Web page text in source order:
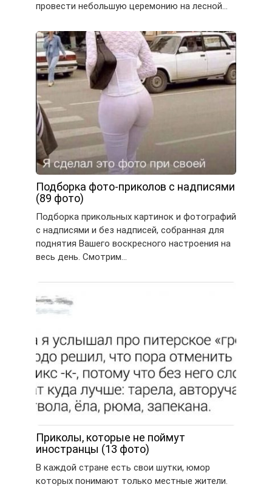
провести небольшую церемонию на лесной…
Подборка фото-приколов с надписями
(89 фото)
Подборка прикольных картинок и фотографий
с надписями и без надписей, собранная для
поднятия Вашего воскресного настроения на
весь день. Смотрим…
Приколы, которые не поймут
иностранцы (13 фото)
В каждой стране есть свои шутки, юмор
которых понимают только местные жители.